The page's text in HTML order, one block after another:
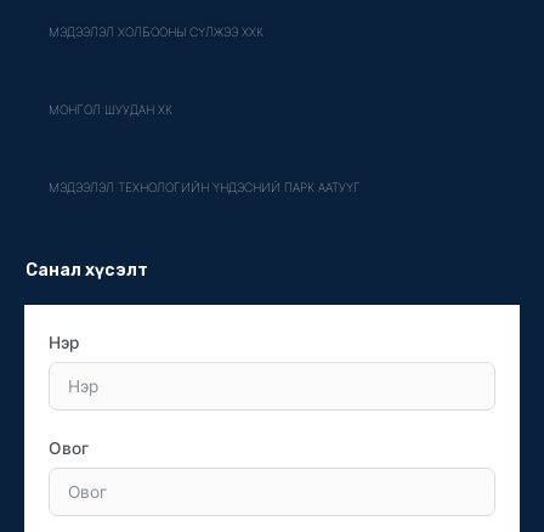
МЭДЭЭЛЭЛ ХОЛБООНЫ СҮЛЖЭЭ ХХК
МОНГОЛ ШУУДАН ХК
МЭДЭЭЛЭЛ ТЕХНОЛОГИЙН ҮНДЭСНИЙ ПАРК ААТУҮГ
Санал хүсэлт
Нэр
Овог